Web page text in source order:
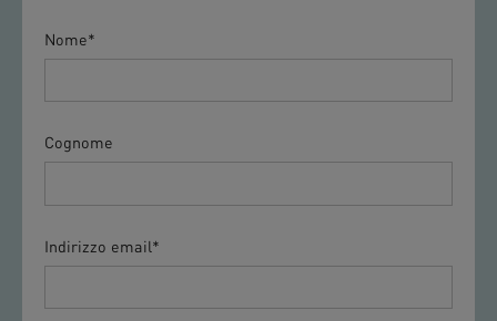
Nome*
Cognome
Indirizzo email *